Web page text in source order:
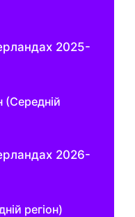
2025-
(Середній
2026-
регіон)